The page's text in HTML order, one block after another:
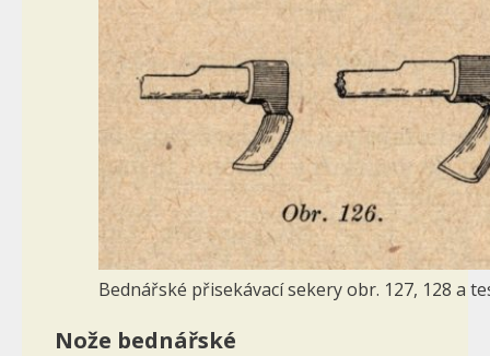
Bednářské přisekávací sekery obr. 127, 128 a
Nože bednářské